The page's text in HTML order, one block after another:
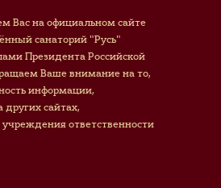
Вас на официальном сайте
санаторий "Русь"
Президента Российской
Ваше внимание на то,
информации,
сайтах,
ответственности